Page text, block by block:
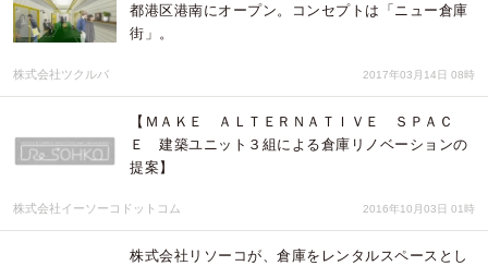
都港区港南にオープン。コンセプトは「ニュー倉庫
街」。
株式会社ツクルバ 2017年03月14日 08時
【ＭＡＫＥ ＡＬＴＥＲＮＡＴＩＶＥ ＳＰＡＣ
Ｅ 建築ユニット３組による倉庫リノベーションの
提案】
株式会社イーソーコドットコム 2016年10月03日 01時
株式会社リソーコが、倉庫をレンタルスペースとし